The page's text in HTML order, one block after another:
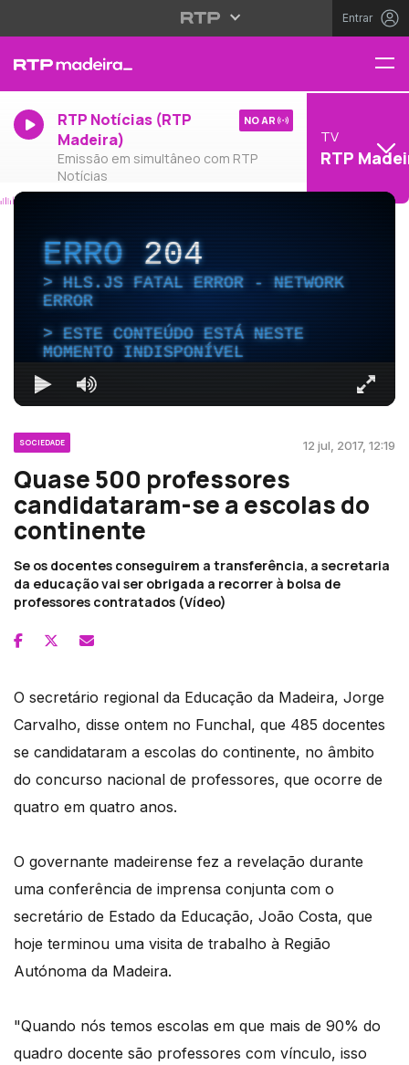
Entrar
RTP Notícias (RTP
Madeira)
Emissão em simultâneo com RTP
Notícias
NO AR
TV
RTP
ERRO204
HLS.JS FATAL ERROR - NETWORK
ERROR
ESTE CONTEÚDO ESTÁ NESTE
MOMENTO INDISPONÍVEL
SOCIEDADE 12 jul, 2017, 12:19
Quase 500 professores
candidataram-se a escolas do
continente
Se os docentes conseguirem a transferência, a secretaria
da educação vai ser obrigada a recorrer à bolsa de
professores contratados (Vídeo)
O secretário regional da Educação da Madeira, Jorge
Carvalho, disse ontem no Funchal, que 485 docentes
se candidataram a escolas do continente, no âmbito
do concurso nacional de professores, que ocorre de
quatro em quatro anos.
O governante madeirense fez a revelação durante
uma conferência de imprensa conjunta com o
secretário de Estado da Educação, João Costa, que
hoje terminou uma visita de trabalho à Região
Autónoma da Madeira.
"Quando nós temos escolas em que mais de 90% do
quadro docente são professores com vínculo, isso